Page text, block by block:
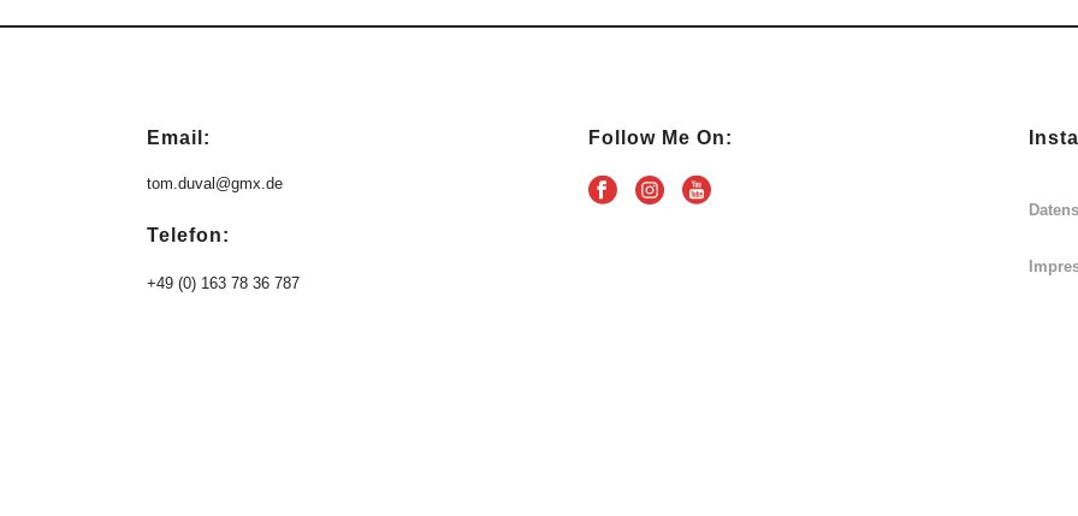
Email:
tom.duval@gmx.de
Telefon:
+49 (0) 163 78 36 787
Follow Me On: